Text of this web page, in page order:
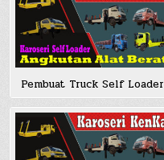
Pembuat Truck Self Loader